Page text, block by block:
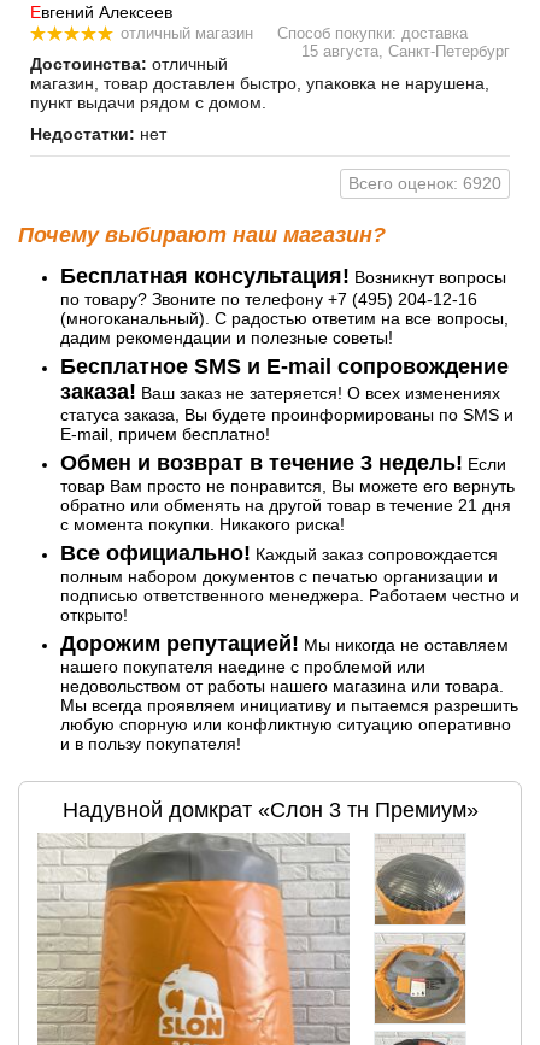
Евгений Алексеев
отличный магазин
Способ покупки: доставка
15 августа, Санкт-Петербург
Достоинства: отличный
магазин, товар доставлен быстро, упаковка не нарушена,
пункт выдачи рядом с домом.
Недостатки: нет
Всего оценок: 6920
Почему выбирают наш магазин?
Бесплатная консультация! Возникнут вопросы
по товару? Звоните по телефону +7 (495) 204-12-16
(многоканальный). С радостью ответим на все вопросы,
дадим рекомендации и полезные советы!
Бесплатное SMS и E-mail сопровождение
заказа! Ваш заказ не затеряется! О всех изменениях
статуса заказа, Вы будете проинформированы по SMS и
E-mail, причем бесплатно!
Обмен и возврат в течение 3 недель! Если
товар Вам просто не понравится, Вы можете его вернуть
обратно или обменять на другой товар в течение 21 дня
с момента покупки. Никакого риска!
Все официально! Каждый заказ сопровождается
полным набором документов с печатью организации и
подписью ответственного менеджера. Работаем честно и
открыто!
Дорожим репутацией! Мы никогда не оставляем
нашего покупателя наедине с проблемой или
недовольством от работы нашего магазина или товара.
Мы всегда проявляем инициативу и пытаемся разрешить
любую спорную или конфликтную ситуацию оперативно
и в пользу покупателя!
Надувной домкрат «Слон 3 тн Премиум»